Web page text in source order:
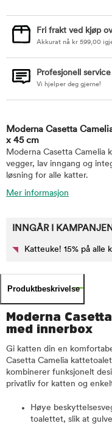
Fri frakt ved kjøp
Akkurat nå kr 599,00
Profesjonell service
Vi hjelper deg gjerne!
Moderna Casetta
x 45 cm
Moderna Casetta Camelia
vegger, lav inngang og
løsning for alle katter.
Mer informasjon
INNGÅR I
Katteuke! 15% på alle
Produktbeskrivelse
Moderna
med innerbox
Gi katten din en
Casetta Camelia
kombinerer funksjonelt
privatliv for katten og
Høye
toalettet, slik at